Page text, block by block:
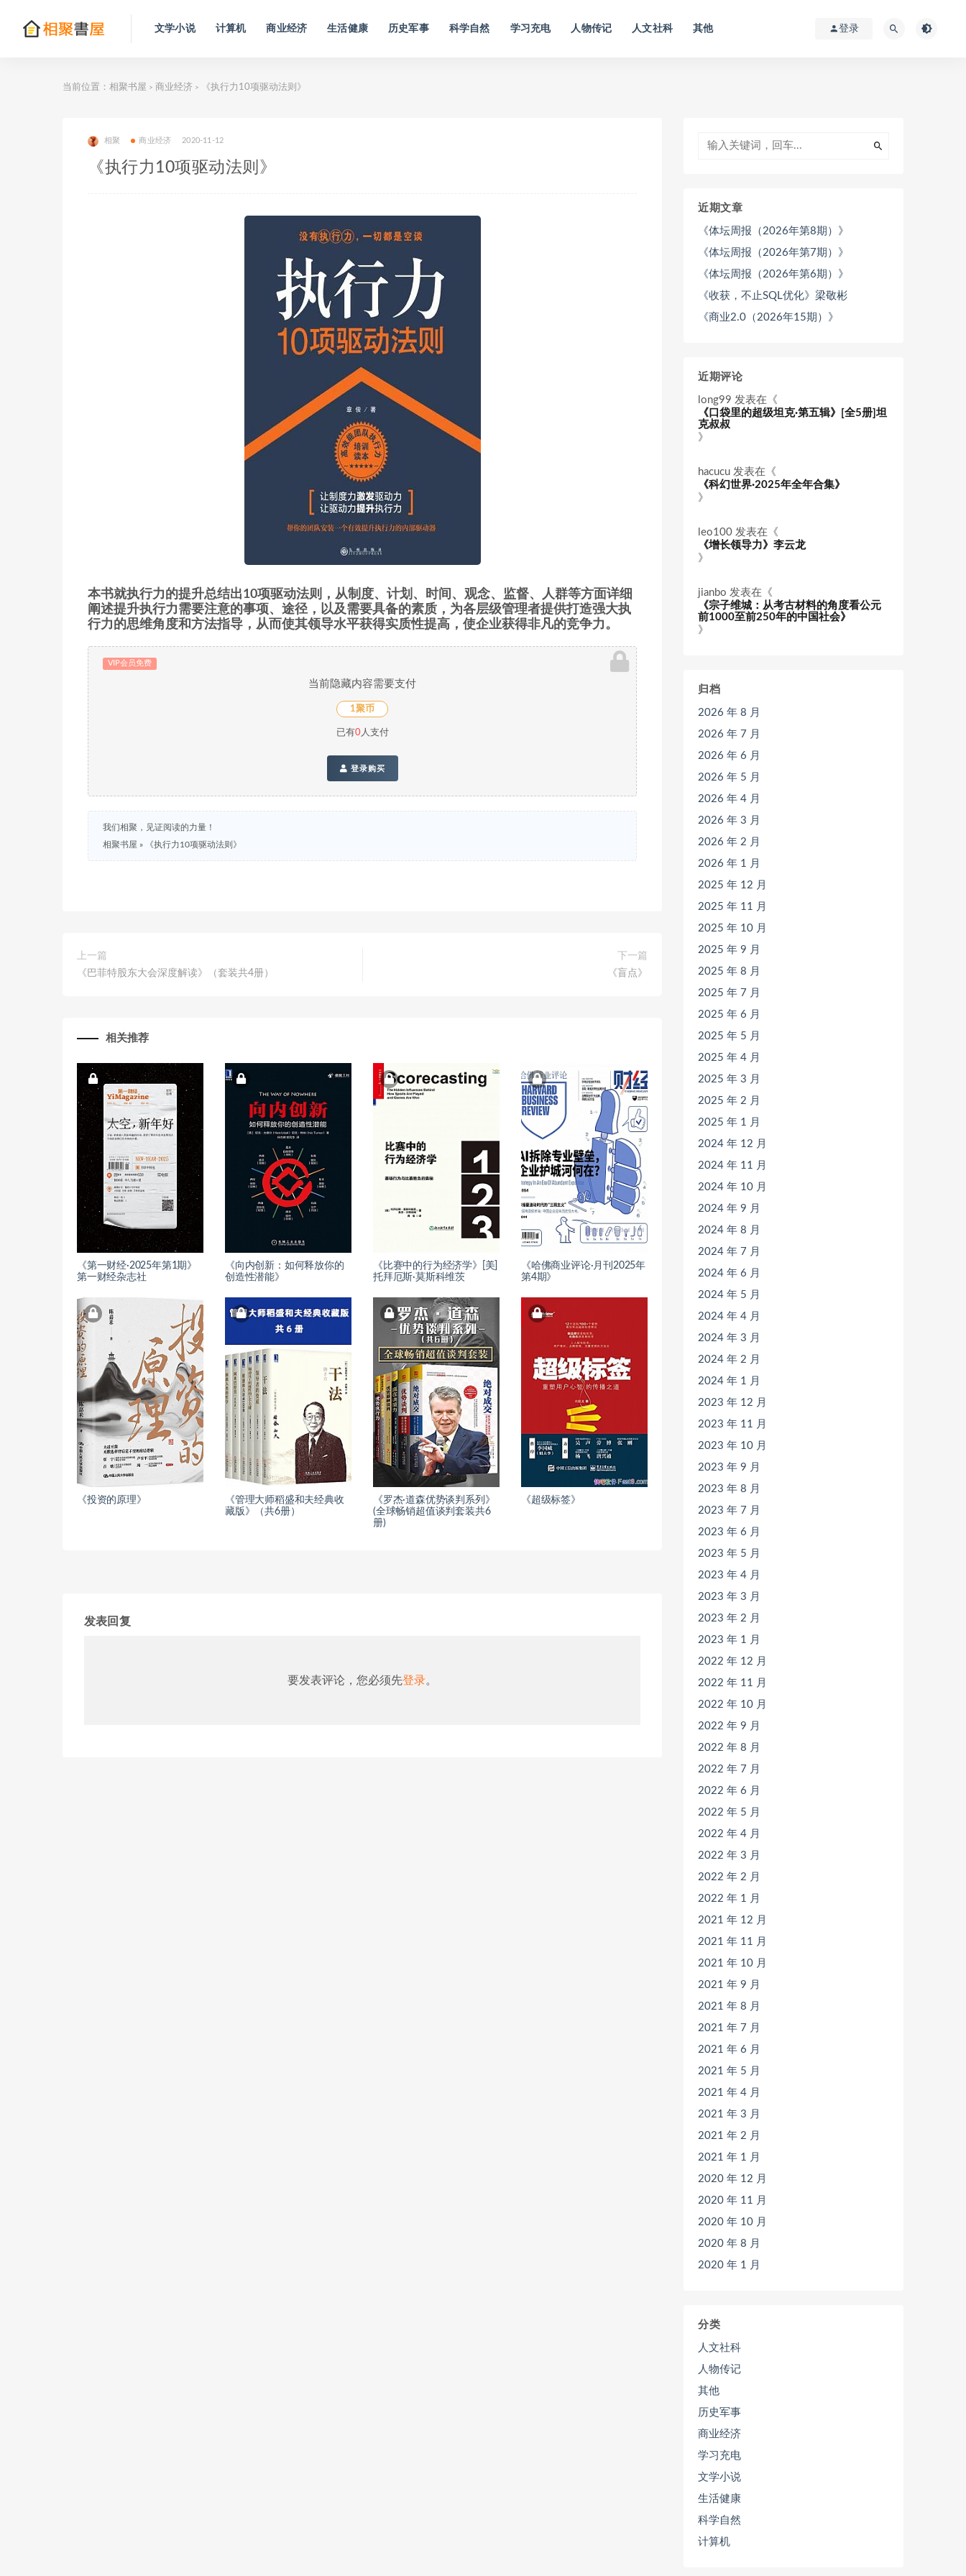
文学小说 计算机 商业经济 生活健康 历史军事 科学自然 学习充电 人物传记 人文社科 其他 登录
当前位置： 相聚书屋 > 商业经济 > 《执行力10项驱动法则》
相聚 商业经济 2020-11-12
《执行力10项驱动法则》
本书就执行力的提升总结出10项驱动法则，从制度、计划、时间、观念、监督、人群等方面详细
阐述提升执行力需要注意的事项、途径，以及需要具备的素质，为各层级管理者提供打造强大执
行力的思维角度和方法指导，从而使其领导水平获得实质性提高，使企业获得非凡的竞争力。
VIP会员免费
当前隐藏内容需要支付
1聚币
已有0人支付
登录购买
我们相聚，见证阅读的力量！
相聚书屋 » 《执行力10项驱动法则》
上一篇
《巴菲特股东大会深度解读》（套装共4册）
下一篇
《盲点》
相关推荐
《第一财经·2025年第1期》
第一财经杂志社
《向内创新：如何释放你的
创造性潜能》
《比赛中的行为经济学》[美]
托拜厄斯·莫斯科维茨
《哈佛商业评论·月刊2025年
第4期》
《投资的原理》
《管理大师稻盛和夫经典收
藏版》（共6册）
《罗杰·道森优势谈判系列》
(全球畅销超值谈判套装共6
册)
《超级标签》
发表回复
要发表评论，您必须先登录。
近期文章
《体坛周报（2026年第8期）》
《体坛周报（2026年第7期）》
《体坛周报（2026年第6期）》
《收获，不止SQL优化》梁敬彬
《商业2.0（2026年15期）》
近期评论
long99 发表在《
《口袋里的超级坦克·第五辑》[全5册]坦
克叔叔
》
hacucu 发表在《
《科幻世界·2025年全年合集》
》
leo100 发表在《
《增长领导力》李云龙
》
jianbo 发表在《
《宗子维城：从考古材料的角度看公元
前1000至前250年的中国社会》
》
归档
2026 年 8 月
2026 年 7 月
2026 年 6 月
2026 年 5 月
2026 年 4 月
2026 年 3 月
2026 年 2 月
2026 年 1 月
2025 年 12 月
2025 年 11 月
2025 年 10 月
2025 年 9 月
2025 年 8 月
2025 年 7 月
2025 年 6 月
2025 年 5 月
2025 年 4 月
2025 年 3 月
2025 年 2 月
2025 年 1 月
2024 年 12 月
2024 年 11 月
2024 年 10 月
2024 年 9 月
2024 年 8 月
2024 年 7 月
2024 年 6 月
2024 年 5 月
2024 年 4 月
2024 年 3 月
2024 年 2 月
2024 年 1 月
2023 年 12 月
2023 年 11 月
2023 年 10 月
2023 年 9 月
2023 年 8 月
2023 年 7 月
2023 年 6 月
2023 年 5 月
2023 年 4 月
2023 年 3 月
2023 年 2 月
2023 年 1 月
2022 年 12 月
2022 年 11 月
2022 年 10 月
2022 年 9 月
2022 年 8 月
2022 年 7 月
2022 年 6 月
2022 年 5 月
2022 年 4 月
2022 年 3 月
2022 年 2 月
2022 年 1 月
2021 年 12 月
2021 年 11 月
2021 年 10 月
2021 年 9 月
2021 年 8 月
2021 年 7 月
2021 年 6 月
2021 年 5 月
2021 年 4 月
2021 年 3 月
2021 年 2 月
2021 年 1 月
2020 年 12 月
2020 年 11 月
2020 年 10 月
2020 年 8 月
2020 年 1 月
分类
人文社科
人物传记
其他
历史军事
商业经济
学习充电
文学小说
生活健康
科学自然
计算机